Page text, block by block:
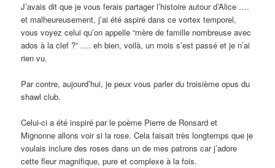
J’avais dit que je vous ferais partager l’histoire autour d’Alice ….
et malheureusement, j’ai été aspiré dans ce vortex temporel,
vous voyez celui qu’on appelle “mère de famille nombreuse avec
ados à la clef ?” …. eh bien, voilà, un mois s’est passé et je n’ai
rien vu.
Par contre, aujourd’hui, je peux vous parler du troisième opus du
shawl club.
Celui-ci a été inspiré par le poème Pierre de Ronsard et
Mignonne allons voir si la rose. Cela faisait très longtemps que je
voulais inclure des roses dans un de mes patrons car j’adore
cette fleur magnifique, pure et complexe à la fois.